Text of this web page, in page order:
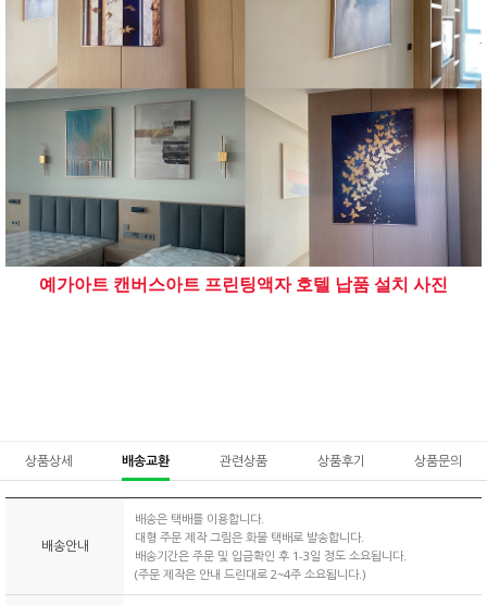
예가아트 캔버스아트 프린팅액자 호텔 납품 설치 사진
상품상세 배송교환 관련상품 상품후기 상품문의
배송안내
배송은 택배를 이용합니다.
대형 주문 제작 그림은 화물 택배로 발송합니다.
배송기간은 주문 및 입금확인 후 1-3일 정도 소요됩니다.
(주문 제작은 안내 드린대로 2~4주 소요됩니다.)